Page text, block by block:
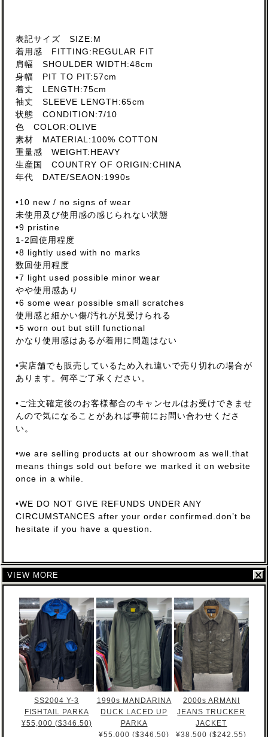
表記サイズ SIZE:M
着用感 FITTING:REGULAR FIT
肩幅 SHOULDER WIDTH:48cm
身幅 PIT TO PIT:57cm
着丈 LENGTH:75cm
袖丈 SLEEVE LENGTH:65cm
状態 CONDITION:7/10
色 COLOR:OLIVE
素材 MATERIAL:100% COTTON
重量感 WEIGHT:HEAVY
生産国 COUNTRY OF ORIGIN:CHINA
年代 DATE/SEAON:1990s
•10 new / no signs of wear
未使用及び使用感の感じられない状態
•9 pristine
1-2回使用程度
•8 lightly used with no marks
数回使用程度
•7 light used possible minor wear
やや使用感あり
•6 some wear possible small scratches
使用感と細かい傷/汚れが見受けられる
•5 worn out but still functional
かなり使用感はあるが着用に問題はない
•実店舗でも販売しているため入れ違いで売り切れの場合が
あります。何卒ご了承ください。
•ご注文確定後のお客様都合のキャンセルはお受けできませ
んので気になることがあれば事前にお問い合わせくださ
い。
•we are selling products at our showroom as well.that
means things sold out before we marked it on website
once in a while.
•WE DO NOT GIVE REFUNDS UNDER ANY
CIRCUMSTANCES after your order confirmed.don’t be
hesitate if you have a question.
VIEW MORE
SS2004 Y-3
FISHTAIL PARKA
¥55,000 ($346.50)
1990s MANDARINA
DUCK LACED UP
PARKA
¥55,000 ($346.50)
2000s ARMANI
JEANS TRUCKER
JACKET
¥38,500 ($242.55)